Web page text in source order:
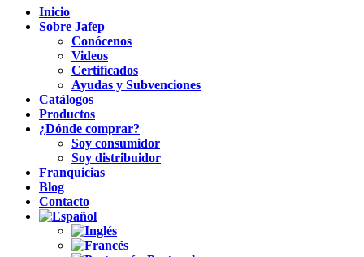
Inicio
Sobre Jafep
Conócenos
Videos
Certificados
Ayudas y Subvenciones
Catálogos
Productos
¿Dónde comprar?
Soy consumidor
Soy distribuidor
Franquicias
Blog
Contacto